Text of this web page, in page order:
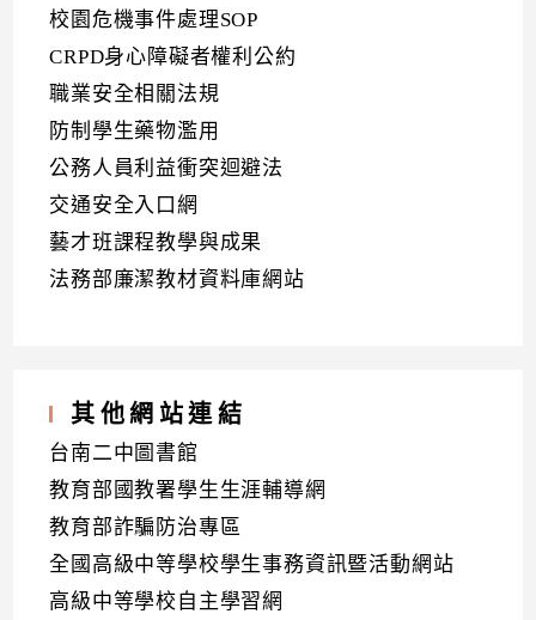
校園危機事件處理SOP
CRPD身心障礙者權利公約
職業安全相關法規
防制學生藥物濫用
公務人員利益衝突迴避法
交通安全入口網
藝才班課程教學與成果
法務部廉潔教材資料庫網站
其他網站連結
台南二中圖書館
教育部國教署學生生涯輔導網
教育部詐騙防治專區
全國高級中等學校學生事務資訊暨活動網站
高級中等學校自主學習網